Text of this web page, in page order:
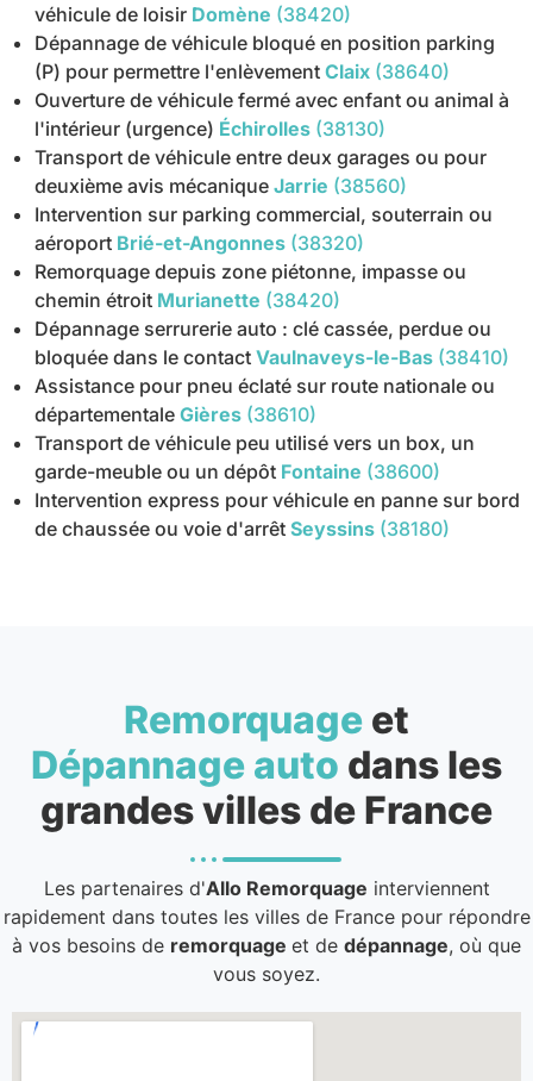
véhicule de loisir Domène (38420)
Dépannage de véhicule bloqué en position parking
(P) pour permettre l'enlèvement Claix (38640)
Ouverture de véhicule fermé avec enfant ou animal à
l'intérieur (urgence) Échirolles (38130)
Transport de véhicule entre deux garages ou pour
deuxième avis mécanique Jarrie (38560)
Intervention sur parking commercial, souterrain ou
aéroport Brié-et-Angonnes (38320)
Remorquage depuis zone piétonne, impasse ou
chemin étroit Murianette (38420)
Dépannage serrurerie auto : clé cassée, perdue ou
bloquée dans le contact Vaulnaveys-le-Bas (38410)
Assistance pour pneu éclaté sur route nationale ou
départementale Gières (38610)
Transport de véhicule peu utilisé vers un box, un
garde-meuble ou un dépôt Fontaine (38600)
Intervention express pour véhicule en panne sur bord
de chaussée ou voie d'arrêt Seyssins (38180)
Remorquage et
Dépannage auto dans les
grandes villes de France
Les partenaires d'Allo Remorquage interviennent
rapidement dans toutes les villes de France pour répondre
à vos besoins de remorquage et de dépannage, où que
vous soyez.